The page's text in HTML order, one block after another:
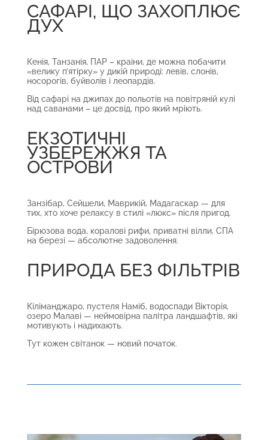
САФАРІ, ЩО ЗАХОПЛЮЄ
ДУХ
Кенія, Танзанія, ПАР – країни, де можна побачити
«велику п’ятірку» у дикій природі: левів, слонів,
носорогів, буйволів і леопардів.
Від сафарі на джипах до польотів на повітряній кулі
над саванами – це досвід, про який мріють.
ЕКЗОТИЧНІ
УЗБЕРЕЖЖЯ ТА
ОСТРОВИ
Занзібар, Сейшели, Маврикій, Мадагаскар — для
тих, хто хоче релаксу в стилі «люкс» після пригод.
Бірюзова вода, коралові рифи, приватні вілли, СПА
на березі — абсолютне задоволення.
ПРИРОДА БЕЗ ФІЛЬТРІВ
Кіліманджаро, пустеля Наміб, водоспади Вікторія,
озеро Малаві — неймовірна палітра ландшафтів, які
мотивують і надихають.
Тут кожен світанок — новий початок.